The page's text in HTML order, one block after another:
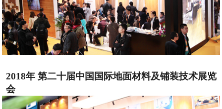
2018年 第二十届中国国际地面材料及铺装技术展览
会